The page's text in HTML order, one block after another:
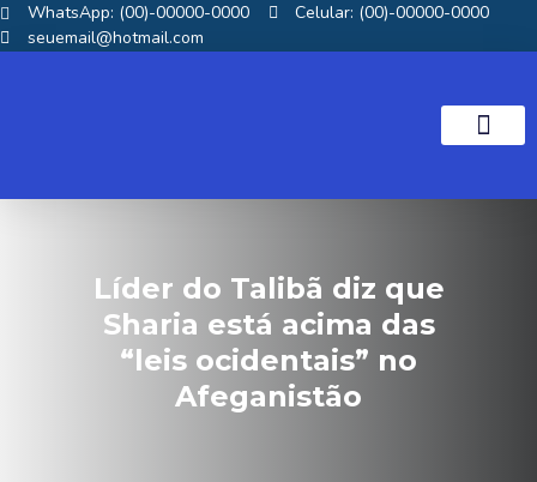
WhatsApp: (00)-00000-0000
Celular: (00)-00000-0000
seuemail@hotmail.com
Líder do Talibã diz que
Sharia está acima das
“leis ocidentais” no
Afeganistão